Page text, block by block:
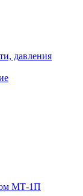
давления
МТ-1П